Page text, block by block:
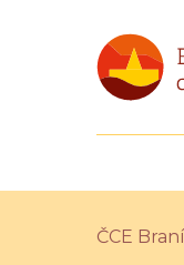
ČCE